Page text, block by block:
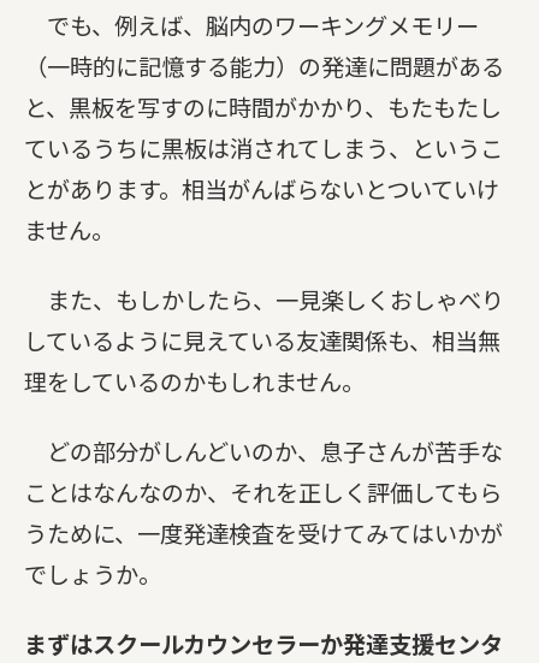
でも、例えば、脳内のワーキングメモリー
（一時的に記憶する能力）の発達に問題がある
と、黒板を写すのに時間がかかり、もたもたし
ているうちに黒板は消されてしまう、というこ
とがあります。相当がんばらないとついていけ
ません。
また、もしかしたら、一見楽しくおしゃべり
しているように見えている友達関係も、相当無
理をしているのかもしれません。
どの部分がしんどいのか、息子さんが苦手な
ことはなんなのか、それを正しく評価してもら
うために、一度発達検査を受けてみてはいかが
でしょうか。
まずはスクールカウンセラーか発達支援センタ